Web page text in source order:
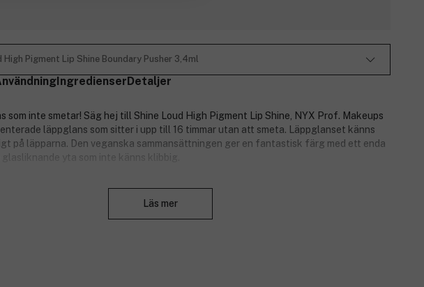
High Pigment Lip Shine Boundary Pusher 3,4ml
IngredienserDetaljer
som inte smetar! Säg hej till Shine Loud High Pigment Lip Shine, NYX Prof. Makeups
läppglans som sitter i upp till 16 timmar utan att smeta. Läppglanset känns
på läpparna. Den veganska sammansättningen ger en fantastisk färg med ett enda
glasliknande yta som inte känns klibbig.
glans du någonsin sett! Sitter i upp till 16 timmar – utan att smeta. Sitter där det ska,
bleknar inte: Du kan kyssas, dricka, slänga med håret – och till och med bära det under
Läs mer